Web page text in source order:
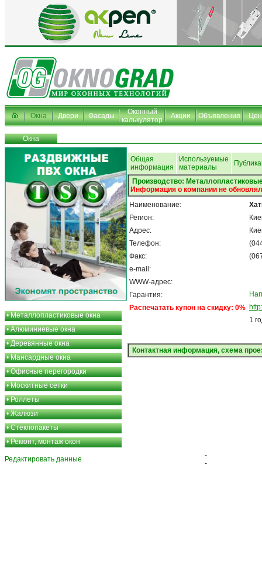
Окна Двери Фасады
Оконный
калькулятор
Акции Объявления
Окна
•Металлопластиковые окна
•Алюминиевые окна
•Деревянные окна
•Мансардные окна
•Офисные перегородки
•Москитные сетки
•Роллеты
•Жалюзи
•Стеклопакеты
•Ремонт, монтаж окон
Общая
информация
Используемые
материалы
Производство:
Информация о компании не
Наименование:
Регион:
Адрес:
Телефон:
Факс:
e-mail:
WWW-адрес:
Гарантия:
Распечатать купон на скидку: 0%
1
Контактная информация, схема
Редактировать данные
-
-